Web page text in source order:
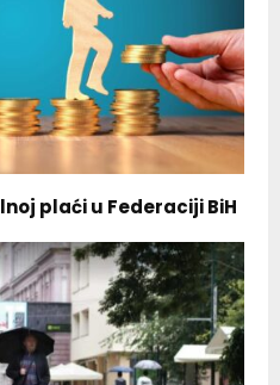
plaći u Federaciji BiH